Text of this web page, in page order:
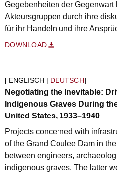
Gegebenheiten der
Akteursgruppen durch ihre
für ihr Handeln und ihre
DOWNLOAD
[ ENGLISCH | DEUTSCH]
Negotiating the Inevitable:
Indigenous Graves During
United States, 1933–1940
Projects concerned with
of the Grand Coulee Dam in
between engineers,
indigenous graves. The latter